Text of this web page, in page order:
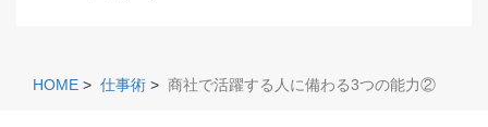
HOME > 仕事術 > 商社で活躍する人に備わる3つの能力②